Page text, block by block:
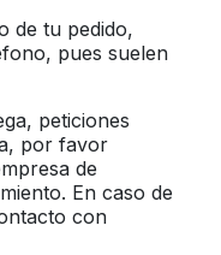
de tu pedido,
pues suelen
peticiones
por favor
de
En caso de
con